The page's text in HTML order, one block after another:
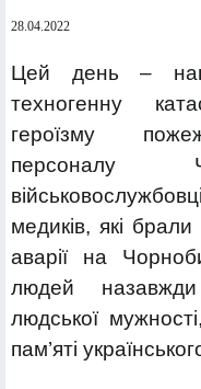
28.04.2022
Цей день –
техногенну
героїзму
персоналу
медиків, які брали
аварії на
людей
людської
пам’яті